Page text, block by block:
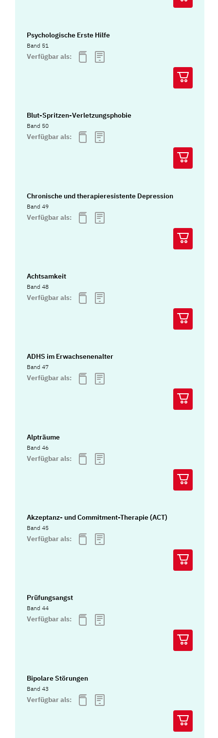
Psychologische Erste Hilfe
Band 51
Verfügbar als:
Blut-Spritzen-Verletzungsphobie
Band 50
Verfügbar als:
Chronische und therapieresistente Depression
Band 49
Verfügbar als:
Achtsamkeit
Band 48
Verfügbar als:
ADHS im Erwachsenenalter
Band 47
Verfügbar als:
Alpträume
Band 46
Verfügbar als:
Akzeptanz- und Commitment-Therapie (ACT)
Band 45
Verfügbar als:
Prüfungsangst
Band 44
Verfügbar als:
Bipolare Störungen
Band 43
Verfügbar als: